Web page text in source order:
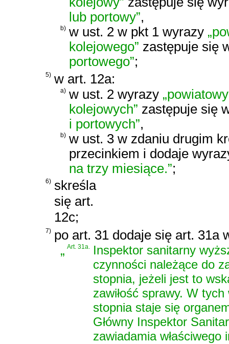
lub portowy”,
b) w ust. 2 w pkt 1 wyrazy
kolejowego” zastępuje się
portowego”;
5) w art. 12a:
a) w ust. 2 wyrazy
kolejowych” zastępuje się
i portowych”,
b) w ust. 3 w zdaniu drugim
przecinkiem i dodaje
na trzy miesiące.”;
6) skreśla
się art.
12c;
7) po art. 31 dodaje się art. 31a
„Art. 31a. Inspektor sanitarny
czynności należące do
stopnia, jeżeli jest to
zawiłość sprawy. W
stopnia staje się
Główny Inspektor
zawiadamia